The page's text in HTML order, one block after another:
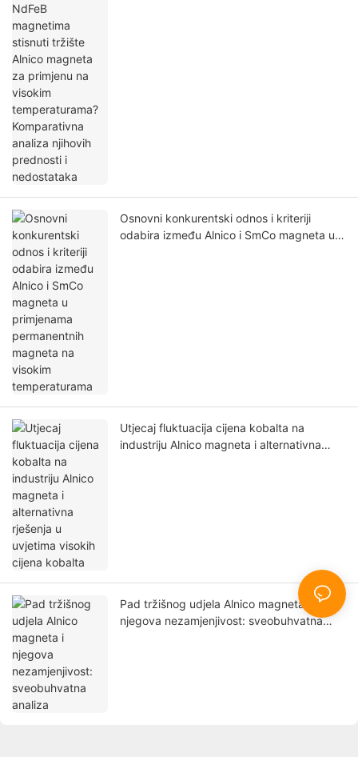
Osnovni konkurentski odnos i kriteriji
odabira između Alnico i SmCo magneta u
Utjecaj fluktuacija cijena kobalta na
industriju Alnico magneta i alternativna
Pad tržišnog udjela Alnico magneta i
njegova nezamjenjivost: sveobuhvatna